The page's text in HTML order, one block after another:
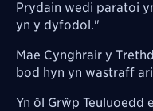
Prydain wedi paratoi
yn y dyfodol."
Mae Cynghrair y
bod hyn yn wastraff
Yn ôl Grŵp Teuluoedd